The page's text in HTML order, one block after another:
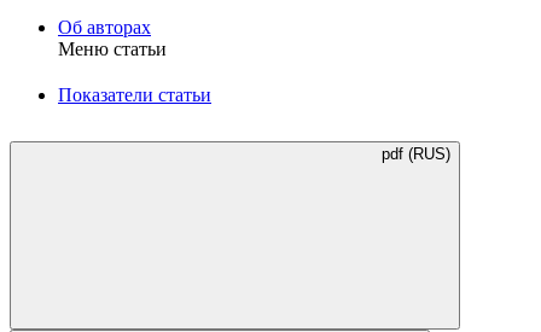
Об авторах
Меню статьи
Показатели статьи
pdf (RUS)